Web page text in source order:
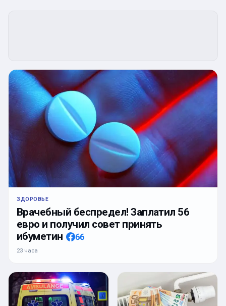
ЗДОРОВЬЕ
Врачебный беспредел! Заплатил 56
евро и получил совет принять
ибуметин
66
23 часа